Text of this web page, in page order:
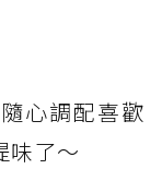
心調配喜歡
味了～